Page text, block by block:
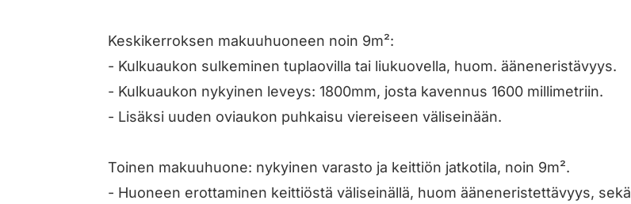
Keskikerroksen makuuhuoneen noin 9m²:
- Kulkuaukon sulkeminen tuplaovilla tai liukuovella, huom. ääneneristävyys.
- Kulkuaukon nykyinen leveys: 1800mm, josta kavennus 1600 millimetriin.
- Lisäksi uuden oviaukon puhkaisu viereiseen väliseinään.
Toinen makuuhuone: nykyinen varasto ja keittiön jatkotila, noin 9m².
- Huoneen erottaminen keittiöstä väliseinällä, huom ääneneristettävyys, sekä